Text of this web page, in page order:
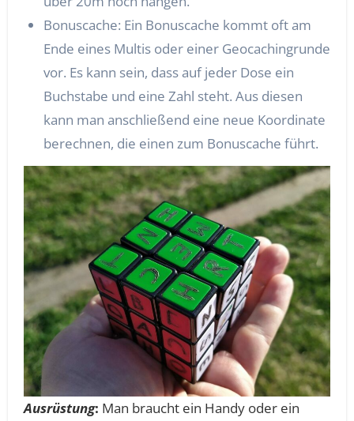
Bonuscache: Ein Bonuscache kommt oft am
Ende eines Multis oder einer Geocachingrunde
vor. Es kann sein, dass auf jeder Dose ein
Buchstabe und eine Zahl steht. Aus diesen
kann man anschließend eine neue Koordinate
berechnen, die einen zum Bonuscache führt.
Ausrüstung: Man braucht ein Handy oder ein